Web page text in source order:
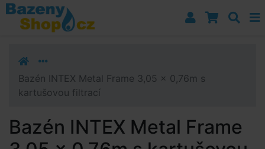
Přejít k navigaci
Přejít na obsah
Přejít k postrannímu sloupci
Bazén INTEX Metal Frame 3,05 x 0,76m s
kartušovou filtrací
Bazén INTEX Metal Frame